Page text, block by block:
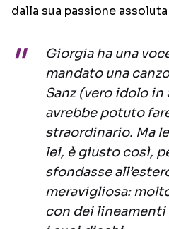
dalla sua passione
Giorgia ha una
mandato una
Sanz (vero idolo in
avrebbe potuto
straordinario. Ma
lei, è giusto così,
sfondasse
meravigliosa:
con dei